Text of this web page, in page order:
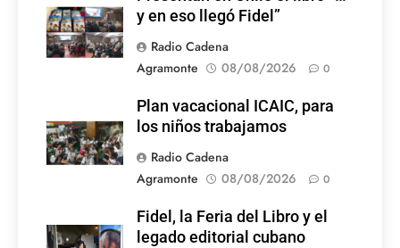
y en eso llegó Fidel”
Radio Cadena
Agramonte
08/08/2026 0
Plan vacacional ICAIC, para
los niños trabajamos
Radio Cadena
Agramonte
08/08/2026 0
Fidel, la Feria del Libro y el
legado editorial cubano